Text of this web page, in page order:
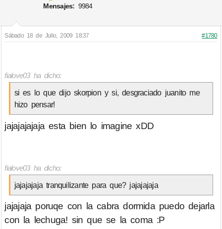
Mensajes: 9984
Sábado 18 de Julio, 2009 18:37 #1780
fialove03 ha dicho:
si es lo que dijo skorpion y si, desgraciado juanito me
hizo pensar!
jajajajajaja esta bien lo imagine xDD
fialove03 ha dicho:
jajajajaja tranquilizante para que? jajajajaja
jajajaja poruqe con la cabra dormida puedo dejarla
con la lechuga! sin que se la coma :P